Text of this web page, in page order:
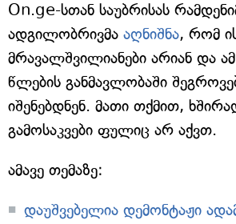
On.ge-სთან საუბრისას
ადგილობრივმა აღნიშნა, რომ
მრავალშვილიანები არიან და
წლების განმავლობაში
იშენებდნენ. მათი თქმით,
გამოსაკვები ფულიც არ აქვთ.
ამავე თემაზე:
დაუშვებელია დემონტაჟი